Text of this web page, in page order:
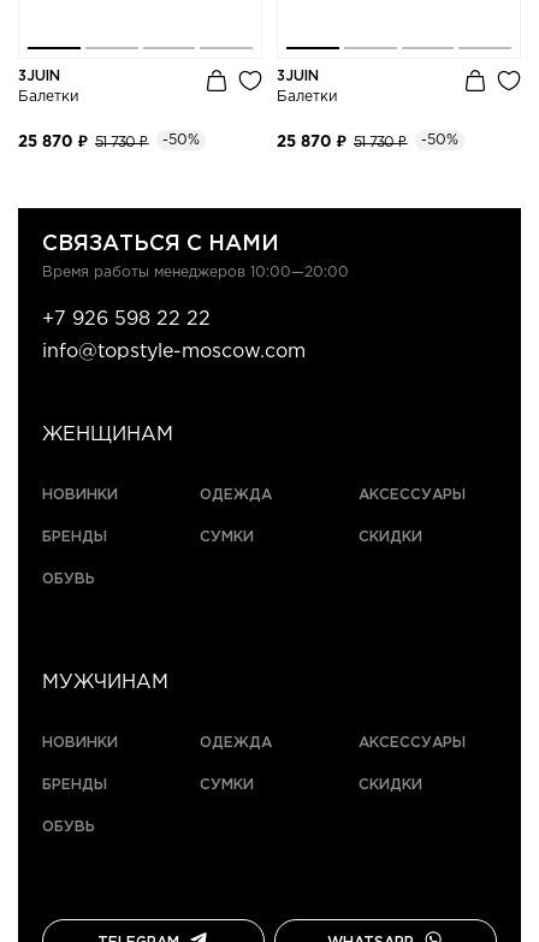
3JUIN
Балетки
25 870 ₽ 51 730 ₽ -50%
3JUIN
Балетки
25 870 ₽ 51 730 ₽ -50%
ЖЕНЩИНАМ
НОВИНКИ
БРЕНДЫ
ОБУВЬ
ОДЕЖДА
СУМКИ
АКСЕССУАРЫ
СКИДКИ
МУЖЧИНАМ
НОВИНКИ
БРЕНДЫ
ОБУВЬ
ОДЕЖДА
СУМКИ
АКСЕССУАРЫ
СКИДКИ
СВЯЗАТЬСЯ С НАМИ
Время работы менеджеров 10:00—20:00
+7 926 598 22 22
info@topstyle-moscow.com